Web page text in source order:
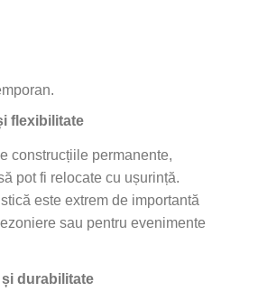
flexibilitate
construcțiile permanente,
pot fi relocate cu ușurință.
este extrem de importantă
sau pentru evenimente
și durabilitate